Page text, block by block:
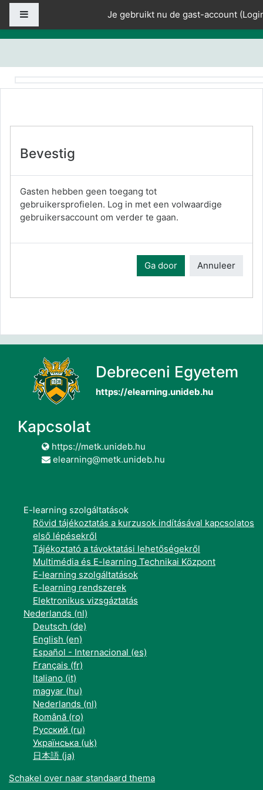
Ga naar hoofdinhoud
Je gebruikt nu de gast-account (
Bevestig
Gasten hebben geen toegang tot
gebruikersprofielen. Log in met een volwaardige
gebruikersaccount om verder te gaan.
Ga door Annuleer
Debreceni Egyetem
https://elearning.unideb.hu
Kapcsolat
https://metk.unideb.hu
elearning@metk.unideb.hu
E-learning szolgáltatások
Rövid tájékoztatás a kurzusok indításával kapcsolatos
első lépésekről
Tájékoztató a távoktatási lehetőségekről
Multimédia és E-learning Technikai Központ
E-learning szolgáltatások
E-learning rendszerek
Elektronikus vizsgáztatás
Nederlands ‎(nl)‎
Deutsch ‎(de)‎
English ‎(en)‎
Español - Internacional ‎(es)‎
Français ‎(fr)‎
Italiano ‎(it)‎
magyar ‎(hu)‎
Nederlands ‎(nl)‎
Română ‎(ro)‎
Русский ‎(ru)‎
Українська ‎(uk)‎
日本語 ‎(ja)‎
Schakel over naar standaard thema